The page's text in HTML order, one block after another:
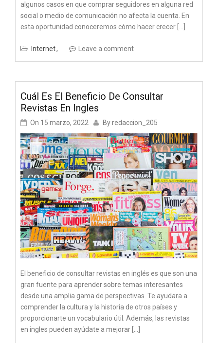
algunos casos en que comprar seguidores en alguna red
social o medio de comunicación no afecta la cuenta. En
esta oportunidad conoceremos cómo hacer crecer […]
Internet Leave a comment
Cuál Es El Beneficio De Consultar
Revistas En Ingles
On 15 marzo, 2022 Byredaccion_205
El beneficio de consultar revistas en inglés es que son una
gran fuente para aprender sobre temas interesantes
desde una amplia gama de perspectivas. Te ayudara a
comprender la cultura y la historia de otros países y
proporcionarte un vocabulario útil. Además, las revistas
en ingles pueden ayúdate a mejorar […]